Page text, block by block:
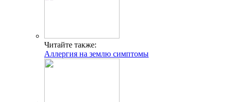
Читайте также:
Аллергия на землю симптомы